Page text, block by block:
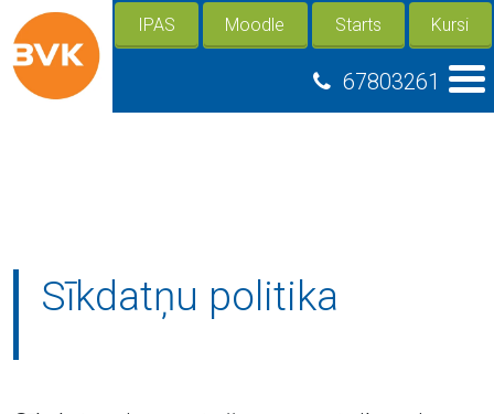
67803261
IPAS Moodle Starts Kursi
Sīkdatņu politika